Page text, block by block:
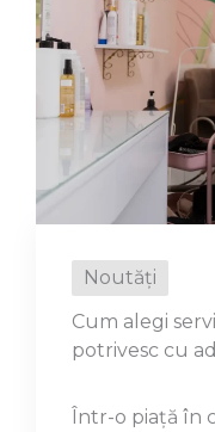
Noutăți
Cum alegi
potrivesc cu
Într-o piață în